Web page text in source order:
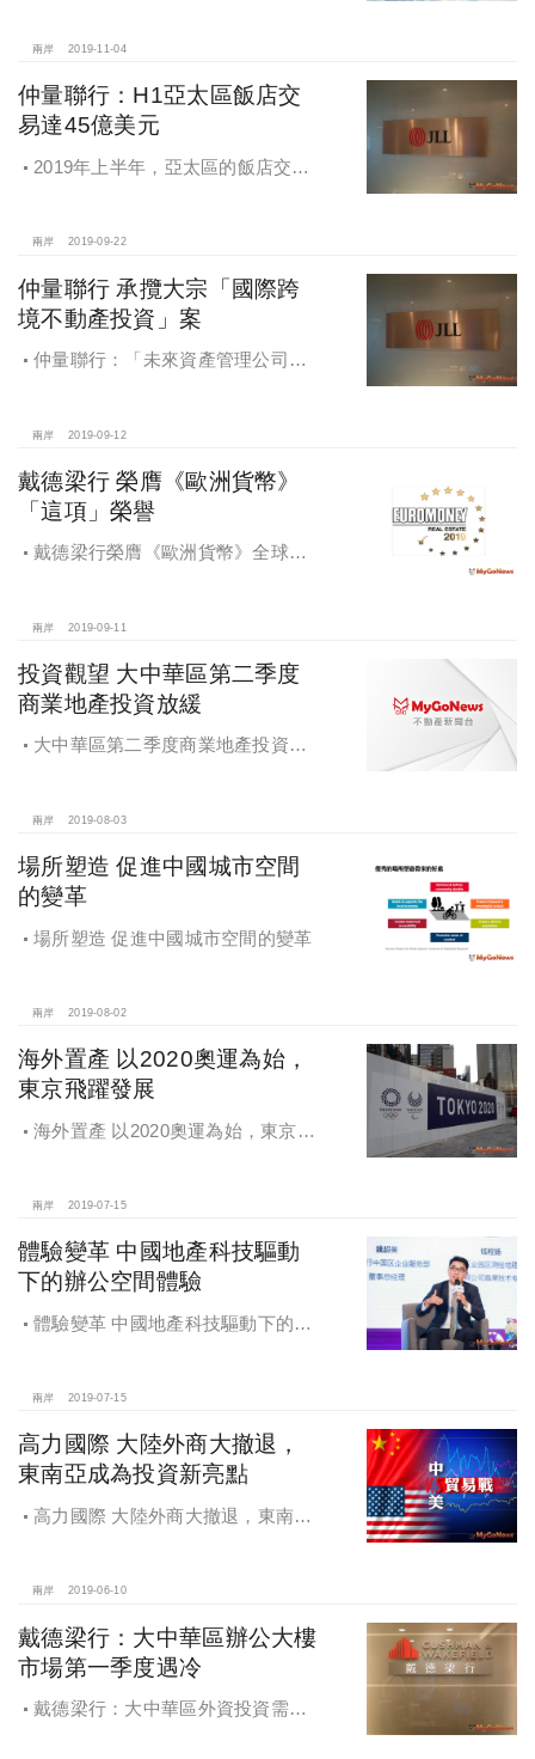
兩岸 2019-11-04
仲量聯行：H1亞太區飯店交
易達45億美元
2019年上半年，亞太區的飯店交易
兩岸 2019-09-22
仲量聯行 承攬大宗「國際跨
境不動產投資」案
仲量聯行：「未來資產管理公司」
兩岸 2019-09-12
戴德梁行 榮膺《歐洲貨幣》
「這項」榮譽
戴德梁行榮膺《歐洲貨幣》全球最
排名第一
兩岸 2019-09-11
投資觀望 大中華區第二季度
商業地產投資放緩
大中華區第二季度商業地產投資放
兩岸 2019-08-03
場所塑造 促進中國城市空間
的變革
場所塑造 促進中國城市空間的變革
兩岸 2019-08-02
海外置產 以2020奧運為始，
東京飛躍發展
海外置產 以2020奧運為始，東京飛
兩岸 2019-07-15
體驗變革 中國地產科技驅動
下的辦公空間體驗
體驗變革 中國地產科技驅動下的辦
兩岸 2019-07-15
高力國際 大陸外商大撤退，
東南亞成為投資新亮點
高力國際 大陸外商大撤退，東南亞
兩岸 2019-06-10
戴德梁行：大中華區辦公大樓
市場第一季度遇冷
戴德梁行：大中華區外資投資需求